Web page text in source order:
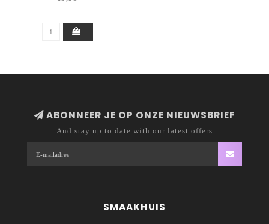
ABONNEER JE OP ONZE NIEUWSBRIEF
And stay up to date with our latest offers
SMAAKHUIS